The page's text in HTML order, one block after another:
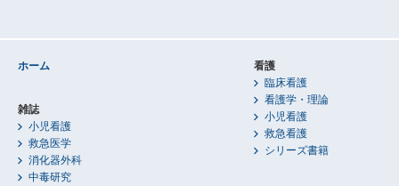
ホーム
雑誌
小児看護
救急医学
消化器外科
中毒研究
看護
臨床看護
看護学・理論
小児看護
救急看護
シリーズ書籍